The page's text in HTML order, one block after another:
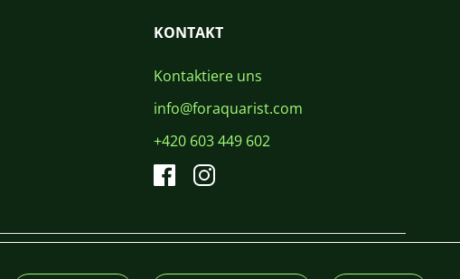
KONTAKT
Kontaktiere uns
info@foraquarist.com
+420 603 449 602
CS EN PL DE © 2026 For Aquarist